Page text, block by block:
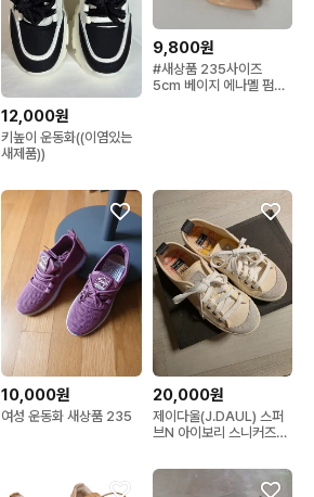
12,000원
키높이 운동화((이염있는
새제품))
9,800원
#새상품 235사이즈
5cm 베이지 에나멜 펌프
10,000원
여성 운동화 새상품 235
20,000원
제이다울(J.DAUL) 스퍼
브N 아이보리 스니커즈